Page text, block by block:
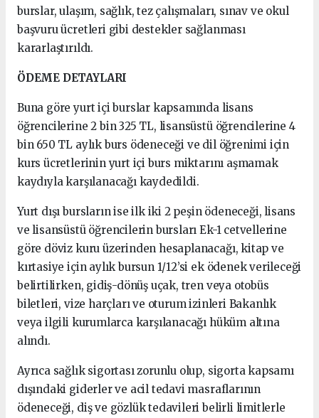
burslar, ulaşım, sağlık, tez çalışmaları, sınav ve okul
başvuru ücretleri gibi destekler sağlanması
kararlaştırıldı.
ÖDEME DETAYLARI
Buna göre yurt içi burslar kapsamında lisans
öğrencilerine 2 bin 325 TL, lisansüstü öğrencilerine 4
bin 650 TL aylık burs ödeneceği ve dil öğrenimi için
kurs ücretlerinin yurt içi burs miktarını aşmamak
kaydıyla karşılanacağı kaydedildi.
Yurt dışı bursların ise ilk iki 2 peşin ödeneceği, lisans
ve lisansüstü öğrencilerin bursları Ek-1 cetvellerine
göre döviz kuru üzerinden hesaplanacağı, kitap ve
kırtasiye için aylık bursun 1/12’si ek ödenek verileceği
belirtilirken, gidiş-dönüş uçak, tren veya otobüs
biletleri, vize harçları ve oturum izinleri Bakanlık
veya ilgili kurumlarca karşılanacağı hüküm altına
alındı.
Ayrıca sağlık sigortası zorunlu olup, sigorta kapsamı
dışındaki giderler ve acil tedavi masraflarının
ödeneceği, diş ve gözlük tedavileri belirli limitlerle